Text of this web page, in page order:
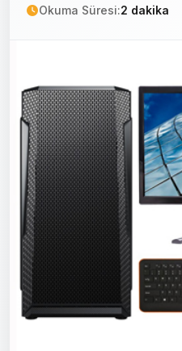
Okuma Süresi:2 dakika